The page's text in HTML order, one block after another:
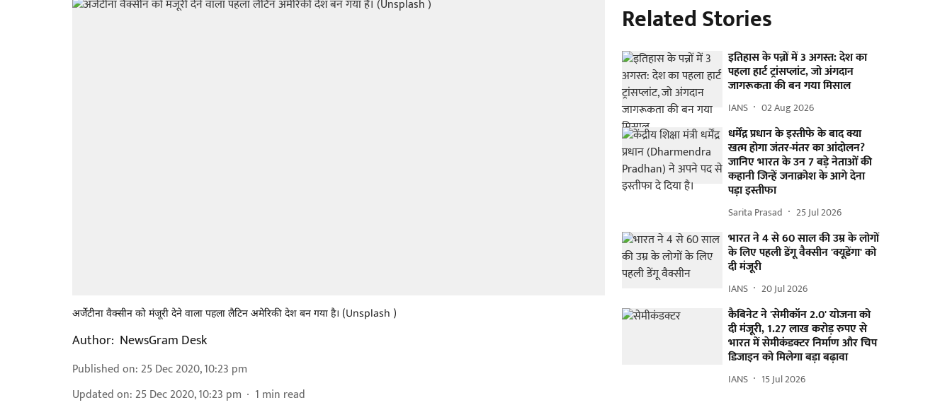
अर्जेटीना वैक्सीन को मंजूरी देने वाला पहला लैटिन अमेरिकी देश बन गया है। (Unsplash )
Author: NewsGram Desk
Published on: 25 Dec 2020, 10:23 pm
Updated on: 25 Dec 2020, 10:23 pm 1 min read
Related Stories
इतिहास के पन्नों में 3 अगस्त: देश का
पहला हार्ट ट्रांसप्लांट​, जो अंगदान
जागरूकता की बन गया मिसाल
IANS 02 Aug 2026
धर्मेंद्र प्रधान के इस्तीफे के बाद क्या
खत्म होगा जंतर-मंतर का आंदोलन?
जानिए भारत के उन 7 बड़े नेताओं की
कहानी जिन्हें जनाक्रोश के आगे देना
पड़ा इस्तीफा
Sarita Prasad 25 Jul 2026
भारत ने 4 से 60 साल की उम्र के लोगों
के लिए पहली डेंगू वैक्सीन 'क्यूडेंगा' को
दी मंजूरी
IANS 20 Jul 2026
कैबिनेट ने 'सेमीकॉन 2.0' योजना को
दी मंजूरी, 1.27 लाख करोड़ रुपए से
भारत में सेमीकंडक्टर निर्माण और चिप
डिजाइन को मिलेगा बड़ा बढ़ावा
IANS 15 Jul 2026